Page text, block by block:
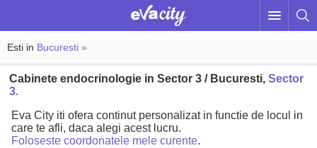
Esti in Bucuresti »
Cabinete endocrinologie in Sector 3 / Bucuresti,Sector
3.
Eva City iti ofera continut personalizat in functie de locul in
care te afli, daca alegi acest lucru.
Foloseste coordonatele mele curente.